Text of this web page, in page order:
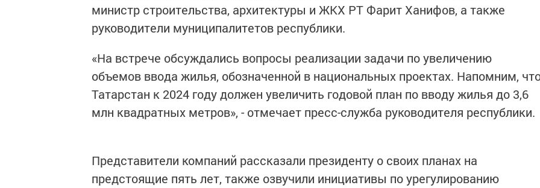
министр строительства, архитектуры и ЖКХ РТ Фарит Ханифов, а также
руководители муниципалитетов республики.
«На встрече обсуждались вопросы реализации задачи по увеличению
объемов ввода жилья, обозначенной в национальных проектах. Напомним,
Татарстан к 2024 году должен увеличить годовой план по вводу жилья до 3,6
млн квадратных метров», - отмечает пресс-служба руководителя республики.
Представители компаний рассказали президенту о своих планах на
предстоящие пять лет, также озвучили инициативы по урегулированию